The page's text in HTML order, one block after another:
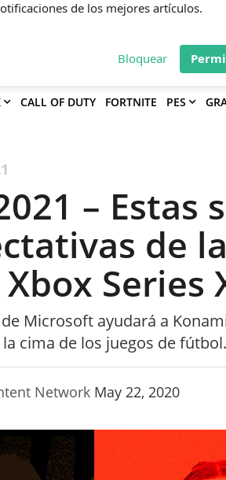
CALL OF DUTY FORTNITE PES
–
de
Series
Microsoft ayudará a
cima de los juegos de fútbol.
Network May 22, 2020